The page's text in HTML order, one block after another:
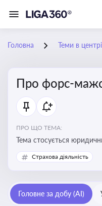
Головна Теми в
Про форс-
ПРО ЩО ТЕМА:
Тема стосується
мажорних обставин та
відповідальності у
Страхова діяльність
Головне за добу (AI)